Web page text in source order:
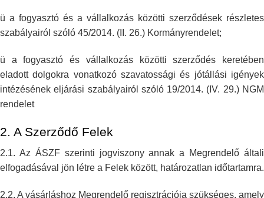
ü a fogyasztó és a vállalkozás közötti szerződések részletes
szabályairól szóló 45/2014. (II. 26.) Kormányrendelet;
ü a fogyasztó és vállalkozás közötti szerződés keretében
eladott dolgokra vonatkozó szavatossági és jótállási igények
intézésének eljárási szabályairól szóló 19/2014. (IV. 29.) NGM
rendelet
2. A Szerződő Felek
2.1. Az ÁSZF szerinti jogviszony annak a Megrendelő általi
elfogadásával jön létre a Felek között, határozatlan időtartamra.
2.2. A vásárláshoz Megrendelő regisztrációja szükséges, amely